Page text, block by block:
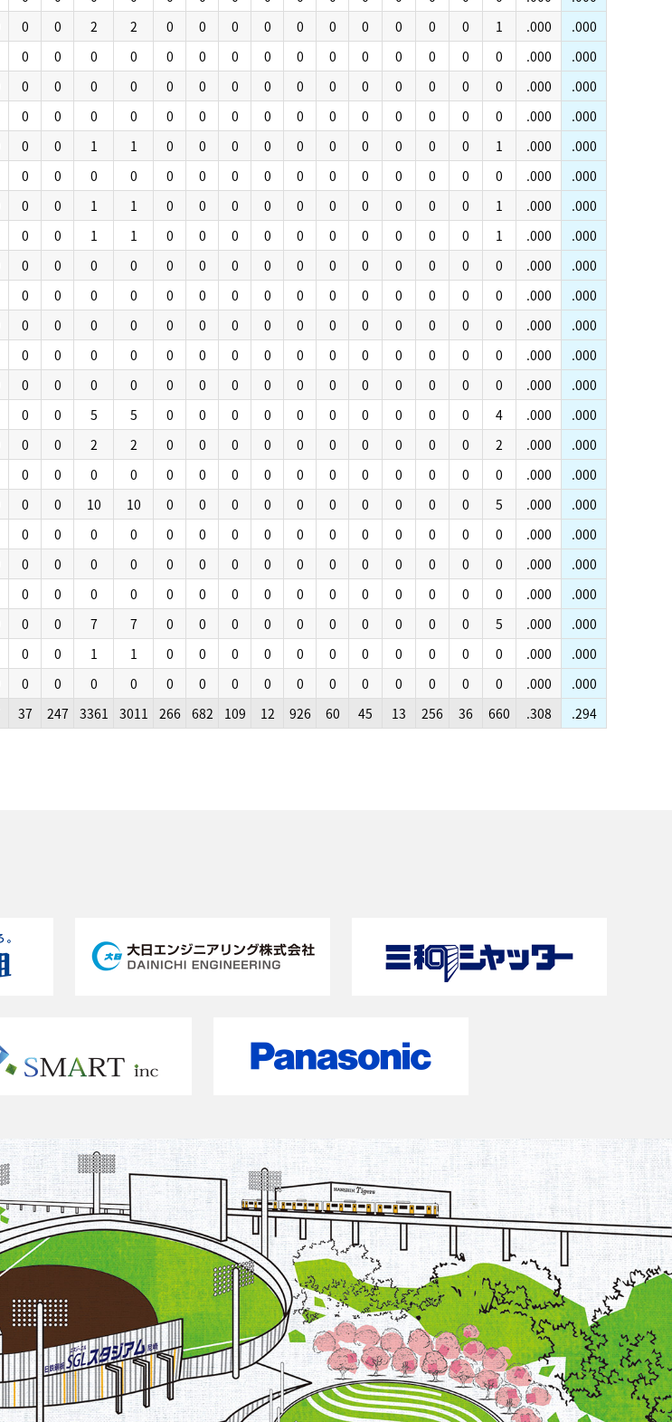
0 0 2 2 0 0 0 0 0 0 0 0 0 0 1 .000
.000
0 0 0 0 0 0 0 0 0 0 0 0 0 0 0 .000
.000
0 0 0 0 0 0 0 0 0 0 0 0 0 0 0 .000
.000
0 0 0 0 0 0 0 0 0 0 0 0 0 0 0 .000
.000
0 0 1 1 0 0 0 0 0 0 0 0 0 0 1 .000
.000
0 0 0 0 0 0 0 0 0 0 0 0 0 0 0 .000
.000
0 0 1 1 0 0 0 0 0 0 0 0 0 0 1 .000
.000
0 0 1 1 0 0 0 0 0 0 0 0 0 0 1 .000
.000
0 0 0 0 0 0 0 0 0 0 0 0 0 0 0 .000
.000
0 0 0 0 0 0 0 0 0 0 0 0 0 0 0 .000
.000
0 0 0 0 0 0 0 0 0 0 0 0 0 0 0 .000
.000
0 0 0 0 0 0 0 0 0 0 0 0 0 0 0 .000
.000
0 0 0 0 0 0 0 0 0 0 0 0 0 0 0 .000
.000
0 0 5 5 0 0 0 0 0 0 0 0 0 0 4 .000
.000
0 0 2 2 0 0 0 0 0 0 0 0 0 0 2 .000
.000
0 0 0 0 0 0 0 0 0 0 0 0 0 0 0 .000
.000
0 0 10 10 0 0 0 0 0 0 0 0 0 0 5 .000
.000
0 0 0 0 0 0 0 0 0 0 0 0 0 0 0 .000
.000
0 0 0 0 0 0 0 0 0 0 0 0 0 0 0 .000
.000
0 0 0 0 0 0 0 0 0 0 0 0 0 0 0 .000
.000
0 0 7 7 0 0 0 0 0 0 0 0 0 0 5 .000
.000
0 0 1 1 0 0 0 0 0 0 0 0 0 0 0 .000
.000
0 0 0 0 0 0 0 0 0 0 0 0 0 0 0 .000
.000
37 247 3361 3011 266 682 109 12 926 60 45 13 256 36 660 .308 .294